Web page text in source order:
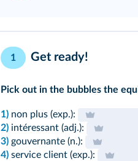
1 Get ready!
Pick out in the bubbles the
1) non plus (exp.):
2) intéressant (adj.):
3) gouvernante (n.):
4) service client (exp.):